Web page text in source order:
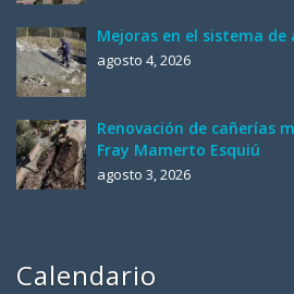
Mejoras en el sistema de
agosto 4, 2026
Renovación de cañerías
Fray Mamerto Esquiú
agosto 3, 2026
Calendario